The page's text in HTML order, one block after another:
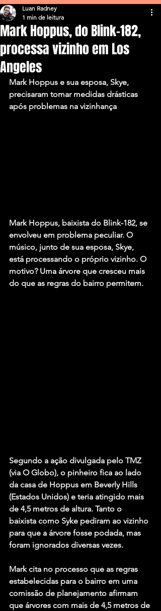
Mark Hoppus, do Blink-182,
processa vizinho em Los
Angeles
Luan Radney
1 min de leitura
Mark Hoppus e sua esposa, Skye,
precisaram tomar medidas drásticas
após problemas na vizinhança
Mark Hoppus, baixista do Blink-182, se
envolveu em problema peculiar. O
músico, junto de sua esposa, Skye,
está processando o próprio vizinho. O
motivo? Uma árvore que cresceu mais
do que as regras do bairro permitem.
Segundo a ação divulgada pelo TMZ
(via O Globo), o pinheiro fica ao lado
da casa de Hoppus em Beverly Hills
(Estados Unidos) e teria atingido mais
de 4,5 metros de altura. Tanto o
baixista como Syke pediram ao vizinho
para que a árvore fosse podada, mas
foram ignorados diversas vezes.
Mark cita no processo que as regras
estabelecidas para o bairro em uma
comissão de planejamento afirmam
que árvores com mais de 4,5 metros de